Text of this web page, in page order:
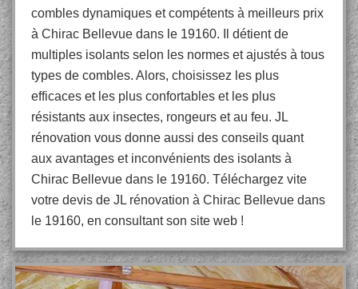
combles dynamiques et compétents à meilleurs prix
à Chirac Bellevue dans le 19160. Il détient de
multiples isolants selon les normes et ajustés à tous
types de combles. Alors, choisissez les plus
efficaces et les plus confortables et les plus
résistants aux insectes, rongeurs et au feu. JL
rénovation vous donne aussi des conseils quant
aux avantages et inconvénients des isolants à
Chirac Bellevue dans le 19160. Téléchargez vite
votre devis de JL rénovation à Chirac Bellevue dans
le 19160, en consultant son site web !